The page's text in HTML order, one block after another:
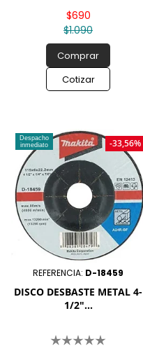
$1.090
$690
Comprar
Cotizar
Despacho
inmediato
REFERENCIA: D-18459
DISCO DESBASTE METAL 4-
1/2"...
-33,56%